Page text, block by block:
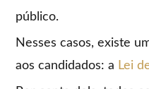
público.
Nesses casos, existe
aos candidados: a Lei